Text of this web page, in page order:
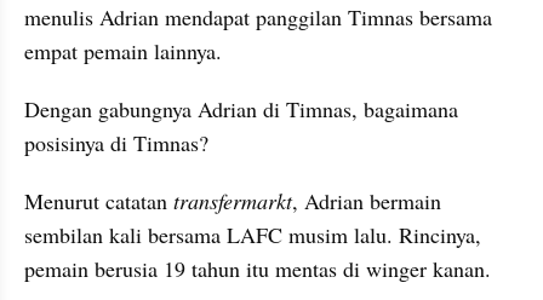
menulis Adrian mendapat panggilan Timnas bersama
empat pemain lainnya.
Dengan gabungnya Adrian di Timnas, bagaimana
posisinya di Timnas?
Menurut catatan transfermarkt, Adrian bermain
sembilan kali bersama LAFC musim lalu. Rincinya,
pemain berusia 19 tahun itu mentas di winger kanan.